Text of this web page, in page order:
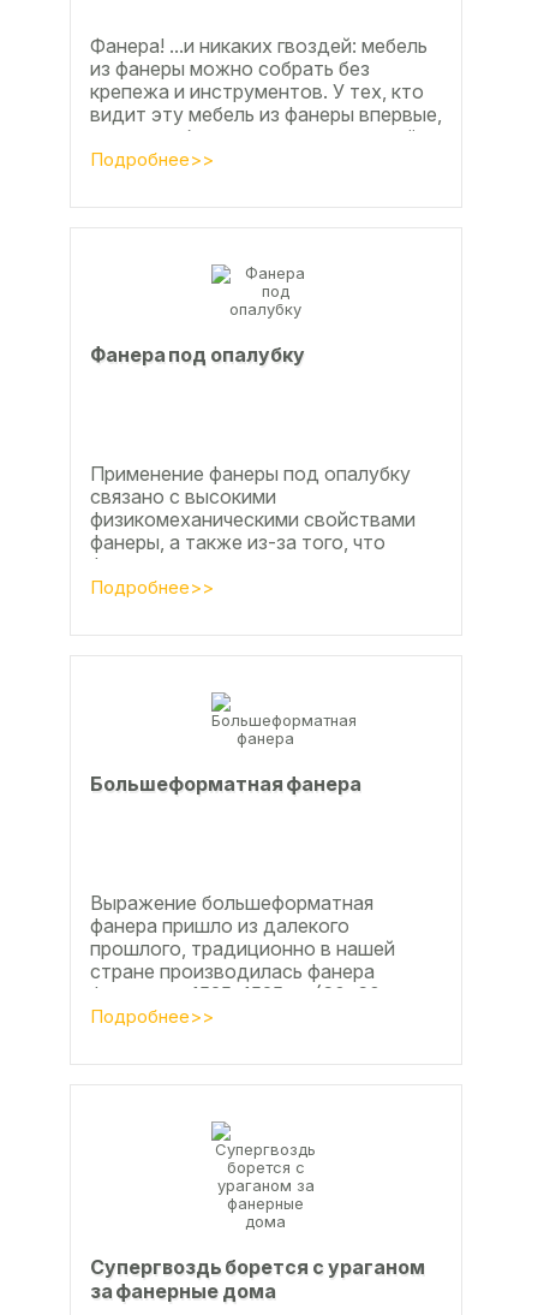
Фанера! ...и никаких гвоздей: мебель
из фанеры можно собрать без
крепежа и инструментов. У тех, кто
видит эту мебель из фанеры впервые,
реакция обычно состоит из четырёх
букв
Подробнее>>
Фанера под опалубку
Применение фанеры под опалубку
связано с высокими
физикомеханическими свойствами
фанеры, а также из-за того, что
фанера позволяет получать
достаточно большие ровные
Подробнее>>
Большеформатная фанера
Выражение большеформатная
фанера пришло из далекого
прошлого, традиционно в нашей
стране производилась фанера
форматом 1525х1525мм (60х60
дюймов), форматы отличающиеся в
Подробнее>>
Супергвоздь борется с ураганом
за фанерные дома